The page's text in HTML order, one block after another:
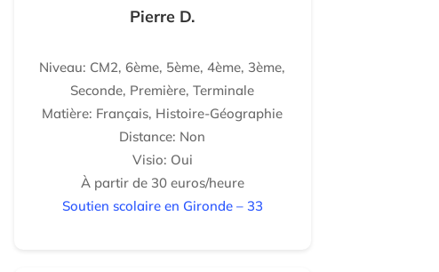
Pierre D.
Niveau: CM2, 6ème, 5ème, 4ème, 3ème,
Seconde, Première, Terminale
Matière: Français, Histoire-Géographie
Distance: Non
Visio: Oui
À partir de 30 euros/heure
Soutien scolaire en Gironde – 33